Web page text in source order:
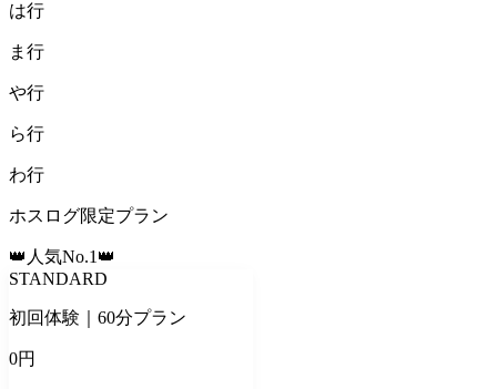
は行
ま 行
や行
ら行
わ行
ホスログ限定プラン
👑人気No.1👑
STANDARD
初回体験｜60分プラン
0円